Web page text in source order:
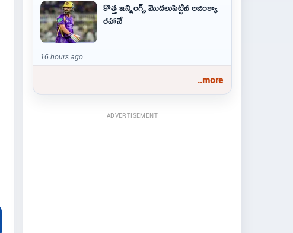
కొత్త ఇన్నింగ్స్ మొదలుపెట్టిన అజింక్యా
రహానే
16 hours ago
..more
ADVERTISEMENT